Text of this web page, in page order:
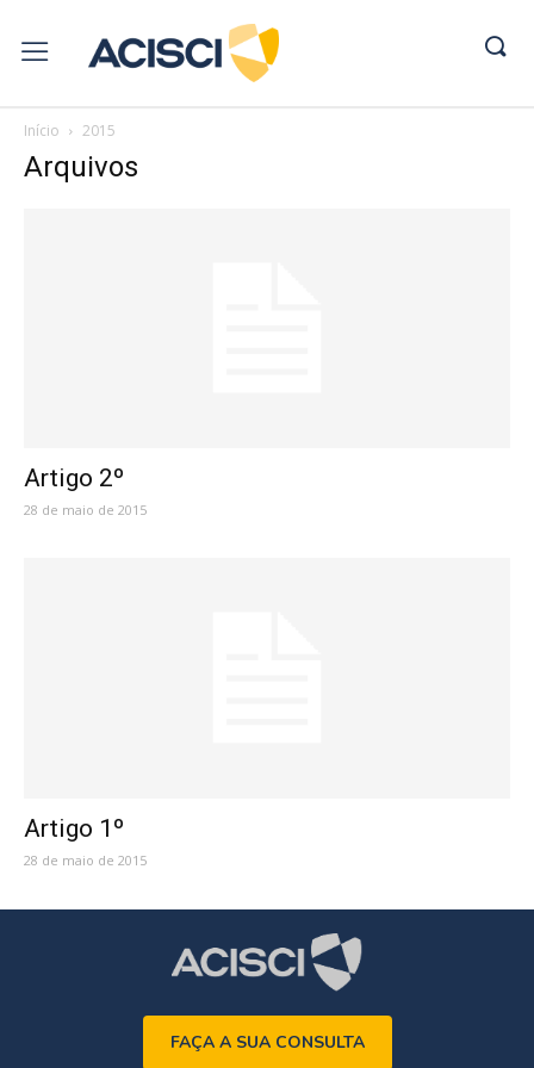
Início 2015
Arquivos
Artigo 2º
28 de maio de 2015
Artigo 1º
28 de maio de 2015
FAÇA A SUA CONSULTA